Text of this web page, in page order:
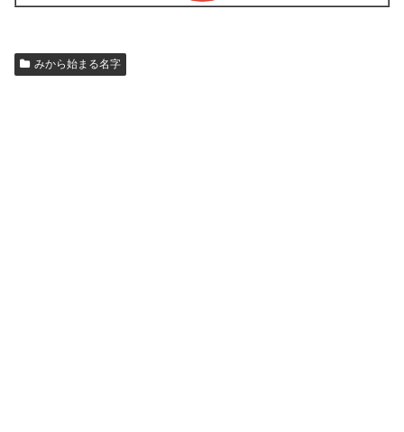
みから始まる名字